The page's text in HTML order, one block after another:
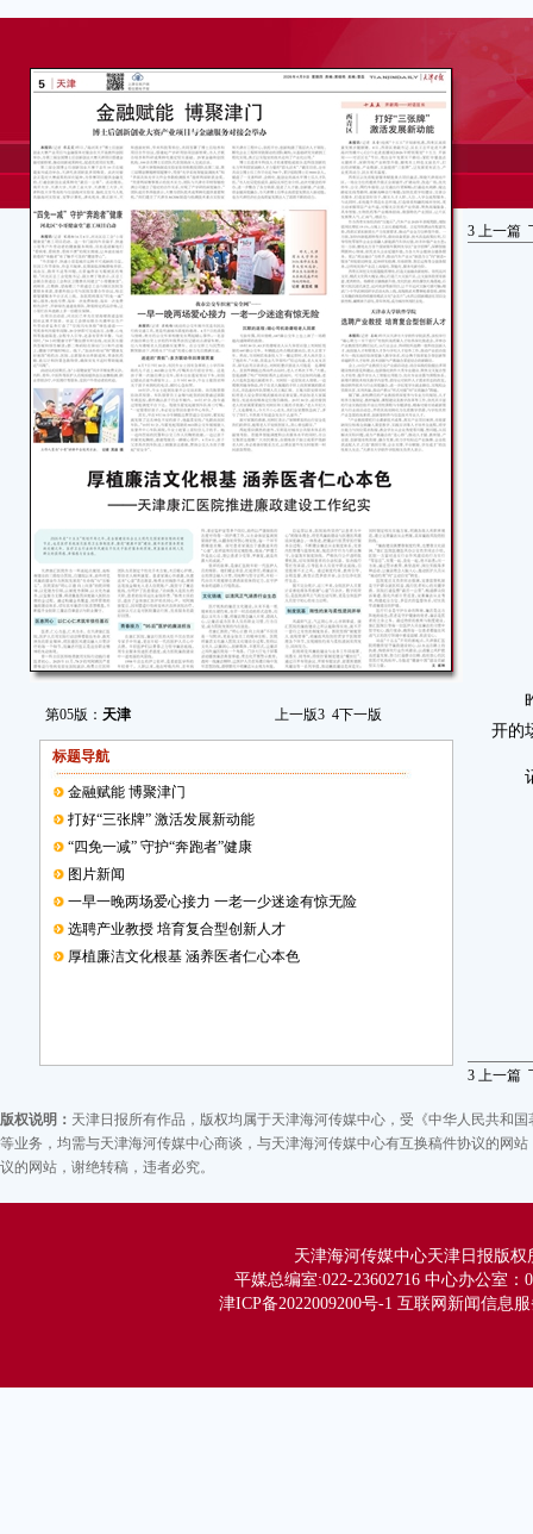
第05版： 天津 上一版3 4下一版
标题导航
金融赋能 博聚津门
打好“三张牌” 激活发展新动能
“四免一减” 守护“奔跑者”健康
图片新闻
一早一晚两场爱心接力 一老一少迷途有惊无险
选聘产业教授 培育复合型创新人才
厚植廉洁文化根基 涵养医者仁心本色
3 上一篇
昨
开的
记
3 上一篇
版权说明： 天津日报所有作品，版权均属于天津海河传媒中心，受《中华人民共和
等业务，均需与天津海河传媒中心商谈，与天津海河传媒中心有互换稿件协议的网
议的网站，谢绝转稿，违者必究。
天津海河传媒中心天津日报版权
平媒总编室:022-23602716 中心办公室：
津ICP备2022009200号-1 互联网新闻信息